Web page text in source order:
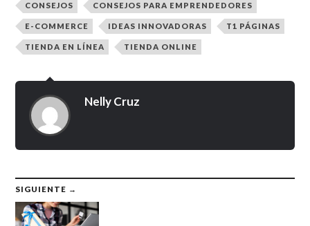
CONSEJOS CONSEJOS PARA EMPRENDEDORES
E-COMMERCE IDEAS INNOVADORAS T1 PÁGINAS
TIENDA EN LÍNEA TIENDA ONLINE
Nelly Cruz
SIGUIENTE →